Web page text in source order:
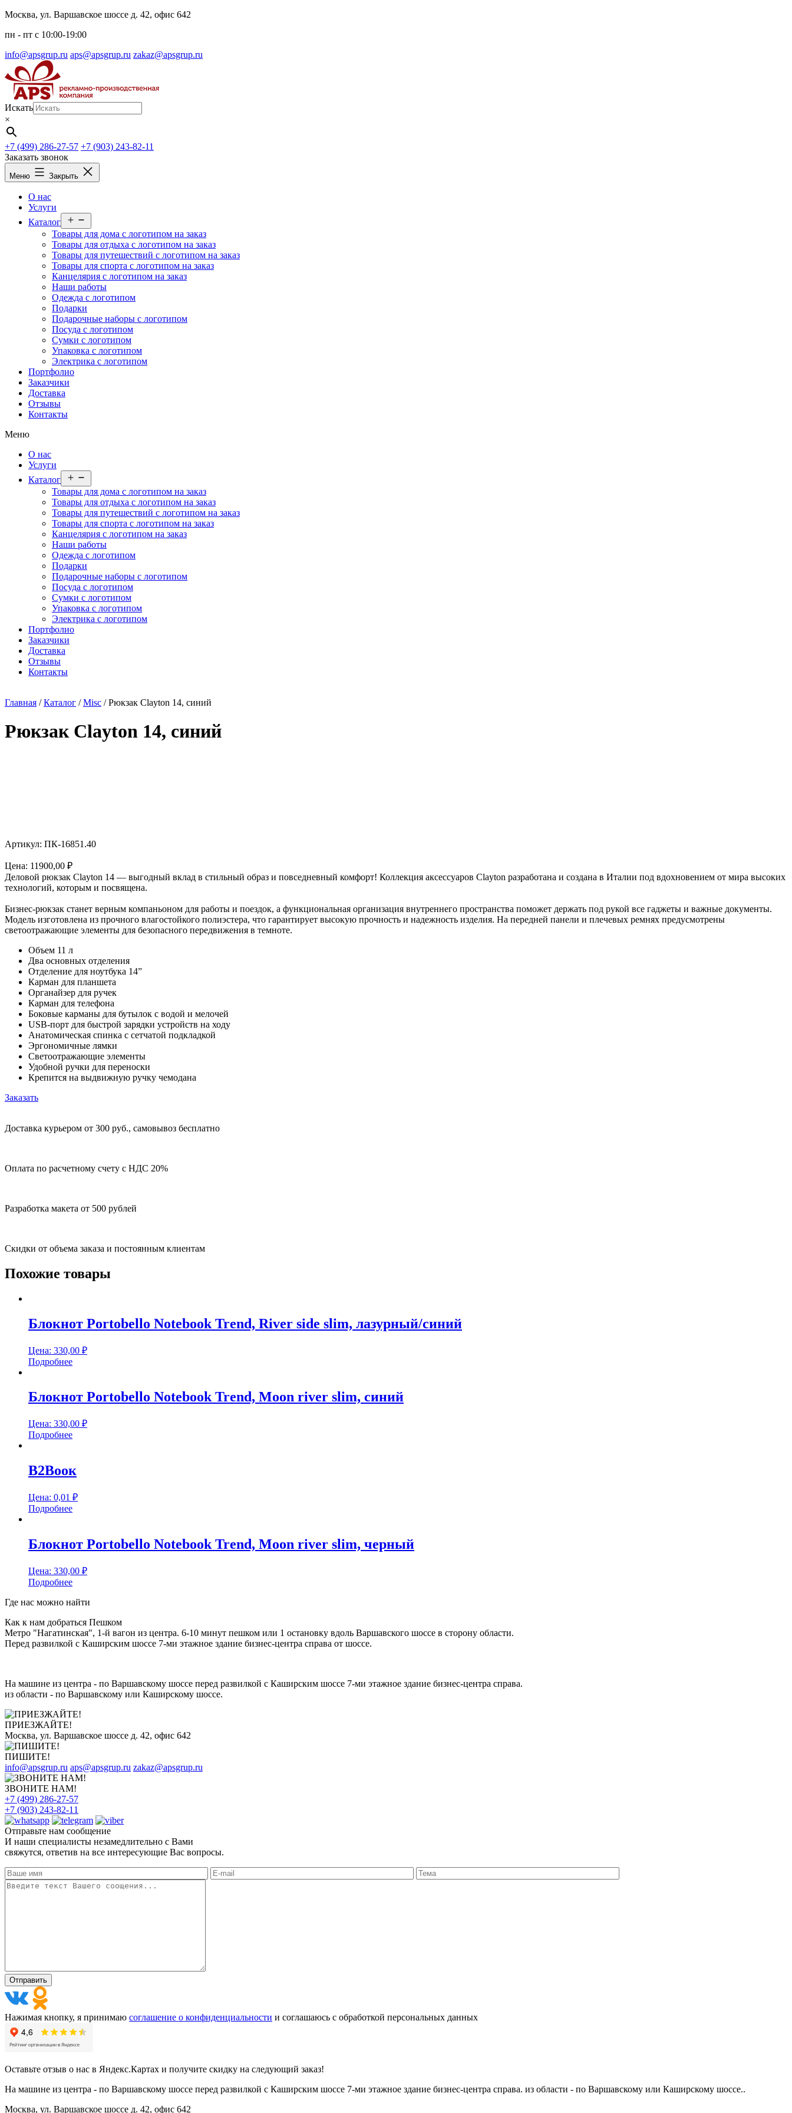
Перейти
содержимому
Москва, ул. Варшавское шоссе д. 42, офис 642
пн - пт c 10:00-19:00
info@apsgrup.ru aps@apsgrup.ru zakaz@apsgrup.ru
Искать
×
+7 (499) 286-27-57 +7 (903) 243-82-11
Заказать звонок
Меню Закрыть
О нас
Услуги
Каталог
меню
Товары для дома с логотипом на заказ
Товары для отдыха с логотипом на заказ
Товары для путешествий с логотипом на заказ
Товары для спорта с логотипом на заказ
Канцелярия с логотипом на заказ
Наши работы
Одежда с логотипом
Подарки
Подарочные наборы с логотипом
Посуда с логотипом
Сумки с логотипом
Упаковка с логотипом
Электрика с логотипом
Портфолио
Заказчики
Доставка
Отзывы
Контакты
Меню
О нас
Услуги
Каталог
меню
Товары для дома с логотипом на заказ
Товары для отдыха с логотипом на заказ
Товары для путешествий с логотипом на заказ
Товары для спорта с логотипом на заказ
Канцелярия с логотипом на заказ
Наши работы
Одежда с логотипом
Подарки
Подарочные наборы с логотипом
Посуда с логотипом
Сумки с логотипом
Упаковка с логотипом
Электрика с логотипом
Портфолио
Заказчики
Доставка
Отзывы
Контакты
Главная /Каталог /Misc / Рюкзак Clayton 14, синий
Рюкзак Clayton 14, синий
Артикул: ПК-16851.40
Цена: 11900,00 ₽
Деловой рюкзак Clayton 14 — выгодный вклад в стильный образ и повседневный комфорт! Коллекция аксессуаров Clayton разработана и создана в Италии под вдохновением от мира высоких
технологий, которым и посвящена.
Бизнес-рюкзак станет верным компаньоном для работы и поездок, а функциональная организация внутреннего пространства поможет держать под рукой все гаджеты и важные документы.
Модель изготовлена из прочного влагостойкого полиэстера, что гарантирует высокую прочность и надежность изделия. На передней панели и плечевых ремнях предусмотрены
светоотражающие элементы для безопасного передвижения в темноте.
Объем 11 л
Два основных отделения
Отделение для ноутбука 14”
Карман для планшета
Органайзер для ручек
Карман для телефона
Боковые карманы для бутылок с водой и мелочей
USB-порт для быстрой зарядки устройств на ходу
Анатомическая спинка с сетчатой подкладкой
Эргономичные лямки
Светоотражающие элементы
Удобной ручки для переноски
Крепится на выдвижную ручку чемодана
Заказать
Доставка курьером от 300 руб., самовывоз бесплатно
Оплата по расчетному счету с НДС 20%
Разработка макета от 500 рублей
Скидки от объема заказа и постоянным клиентам
Похожие товары
Блокнот Portobello Notebook Trend, River side slim, лазурный/синий
Цена: 330,00 ₽
Подробнее
Блокнот Portobello Notebook Trend, Moon river slim, синий
Цена: 330,00 ₽
Подробнее
В2Воок
Цена: 0,01 ₽
Подробнее
Блокнот Portobello Notebook Trend, Moon river slim, черный
Цена: 330,00 ₽
Подробнее
Где нас можно найти
Как к нам добраться Пешком
Метро "Нагатинская", 1-й вагон из центра. 6-10 минут пешком или 1 остановку вдоль Варшавского шоссе в сторону области.
Перед развилкой с Каширским шоссе 7-ми этажное здание бизнес-центра справа от шоссе.
На машине из центра - по Варшавскому шоссе перед развилкой с Каширским шоссе 7-ми этажное здание бизнес-центра справа.
из области - по Варшавскому или Каширскому шоссе.
ПРИЕЗЖАЙТЕ!
Москва, ул. Варшавское шоссе д. 42, офис 642
ПИШИТЕ!
info@apsgrup.ru aps@apsgrup.ru zakaz@apsgrup.ru
ЗВОНИТЕ НАМ!
+7 (499) 286-27-57
+7 (903) 243-82-11
Отправьте нам сообщение
И наши специалисты незамедлительно с Вами
свяжутся, ответив на все интересующие Вас вопросы.
Нажимая кнопку, я принимаю соглашение о конфиденциальности и соглашаюсь с обработкой персональных данных
Оставьте отзыв о нас в Яндекс.Картах и получите скидку на следующий заказ!
На машине из центра - по Варшавскому шоссе перед развилкой с Каширским шоссе 7-ми этажное здание бизнес-центра справа. из области - по Варшавскому или Каширскому шоссе..
Москва, ул. Варшавское шоссе д. 42, офис 642